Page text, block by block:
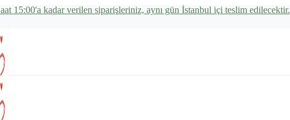
15:00'a kadar verilen siparişleriniz, aynı gün İstanbul içi teslim edilecektir.